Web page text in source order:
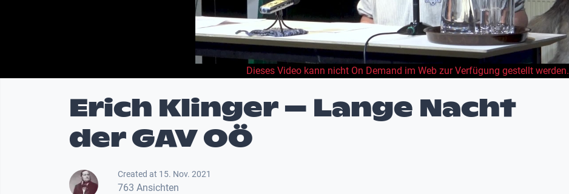
Dieses Video kann nicht On Demand im Web zur Verfügung gestellt werden.
Erich Klinger – Lange Nacht
der GAV OÖ
Created at 15. Nov. 2021
763 Ansichten